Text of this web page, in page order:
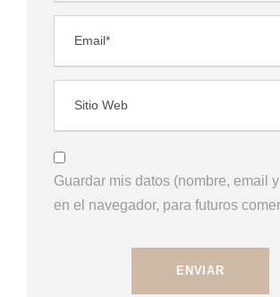
Guardar mis datos (nombre, email
en el navegador, para futuros